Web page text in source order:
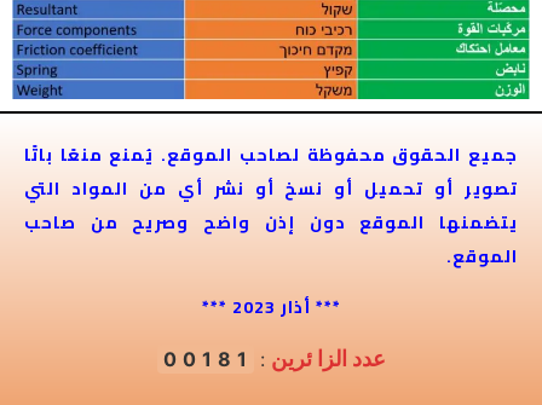
جميع الحقوق محفوظة لصاحب الموقع. يُمنع منعًا باتًا
تصوير أو تحميل أو نسخ أو نشر أي من المواد التي
يتضمنها الموقع دون إذن واضح وصريح من صاحب
الموقع.
*** أذار 2023 ***
عدد الزا ئرين :
00181